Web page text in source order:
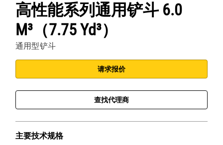
高性能系列通用铲斗 6.0
M³（7.75 Yd³）
通用型铲斗
请求报价
查找代理商
主要技术规格